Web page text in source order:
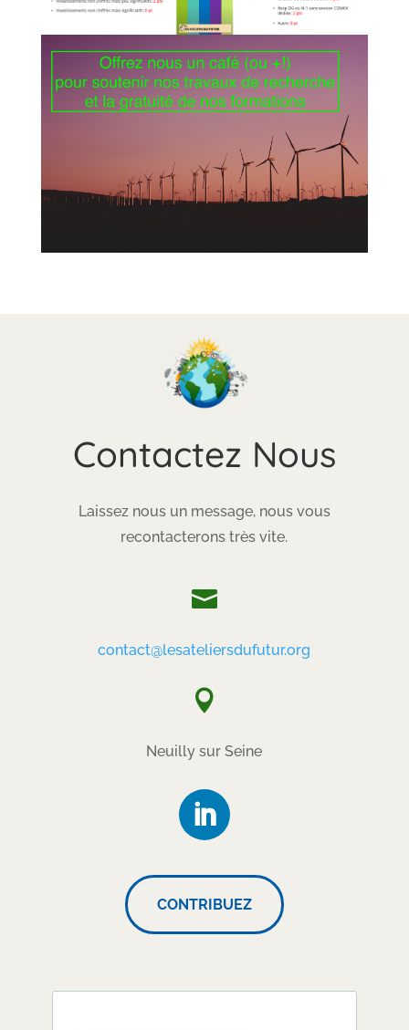
Contactez Nous
Laissez nous un message, nous vous
recontacterons très vite.

contact@lesateliersdufutur.org

Neuilly sur Seine
CONTRIBUEZ